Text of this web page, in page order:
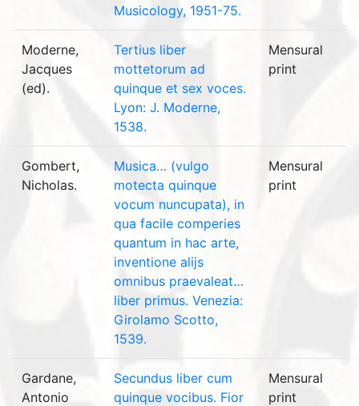
Musicology, 1951-75.
Moderne,
Jacques
(ed).
Tertius liber
mottetorum ad
quinque et sex voces.
Lyon: J. Moderne,
1538.
Mensural
print
Gombert,
Nicholas.
Musica… (vulgo
motecta quinque
vocum nuncupata), in
qua facile comperies
quantum in hac arte,
inventione alijs
omnibus praevaleat…
liber primus. Venezia:
Girolamo Scotto,
1539.
Mensural
print
Gardane,
Antonio
Secundus liber cum
quinque vocibus. Fior
Mensural
print